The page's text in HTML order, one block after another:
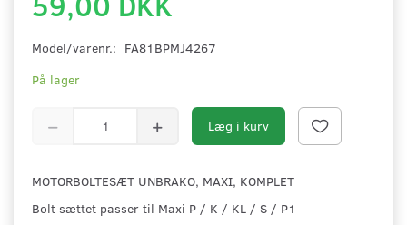
Model/varenr.: FA81BPMJ4267
På lager
Læg i kurv
MOTORBOLTESÆT UNBRAKO, MAXI, KOMPLET
Bolt sættet passer til Maxi P / K / KL / S / P1